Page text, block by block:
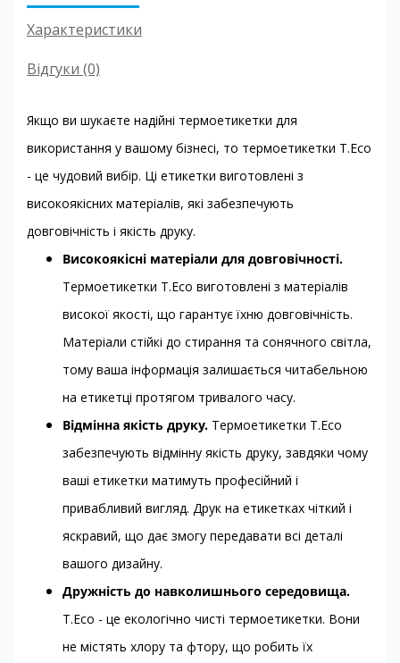
Характеристики
Відгуки (0)
Якщо ви шукаєте надійні термоетикетки для
використання у вашому бізнесі, то термоетикетки T.Eco
- це чудовий вибір. Ці етикетки виготовлені з
високоякісних матеріалів, які забезпечують
довговічність і якість друку.
Високоякісні матеріали для довговічності.
Термоетикетки T.Eco виготовлені з матеріалів
високої якості, що гарантує їхню довговічність.
Матеріали стійкі до стирання та сонячного світла,
тому ваша інформація залишається читабельною
на етикетці протягом тривалого часу.
Відмінна якість друку. Термоетикетки T.Eco
забезпечують відмінну якість друку, завдяки чому
ваші етикетки матимуть професійний і
привабливий вигляд. Друк на етикетках чіткий і
яскравий, що дає змогу передавати всі деталі
вашого дизайну.
Дружність до навколишнього середовища.
T.Eco - це екологічно чисті термоетикетки. Вони
не містять хлору та фтору, що робить їх